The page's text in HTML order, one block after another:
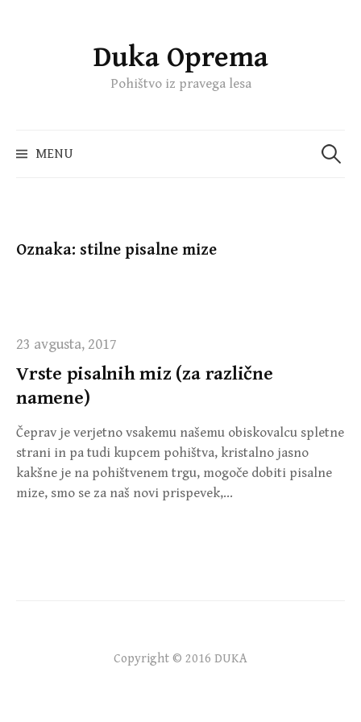
Duka Oprema
Pohištvo iz pravega lesa
MENU
Oznaka: stilne pisalne mize
23 avgusta, 2017
Vrste pisalnih miz (za različne
namene)
Čeprav je verjetno vsakemu našemu obiskovalcu spletne
strani in pa tudi kupcem pohištva, kristalno jasno
kakšne je na pohištvenem trgu, mogoče dobiti pisalne
mize, smo se za naš novi prispevek,…
Copyright © 2016 DUKA